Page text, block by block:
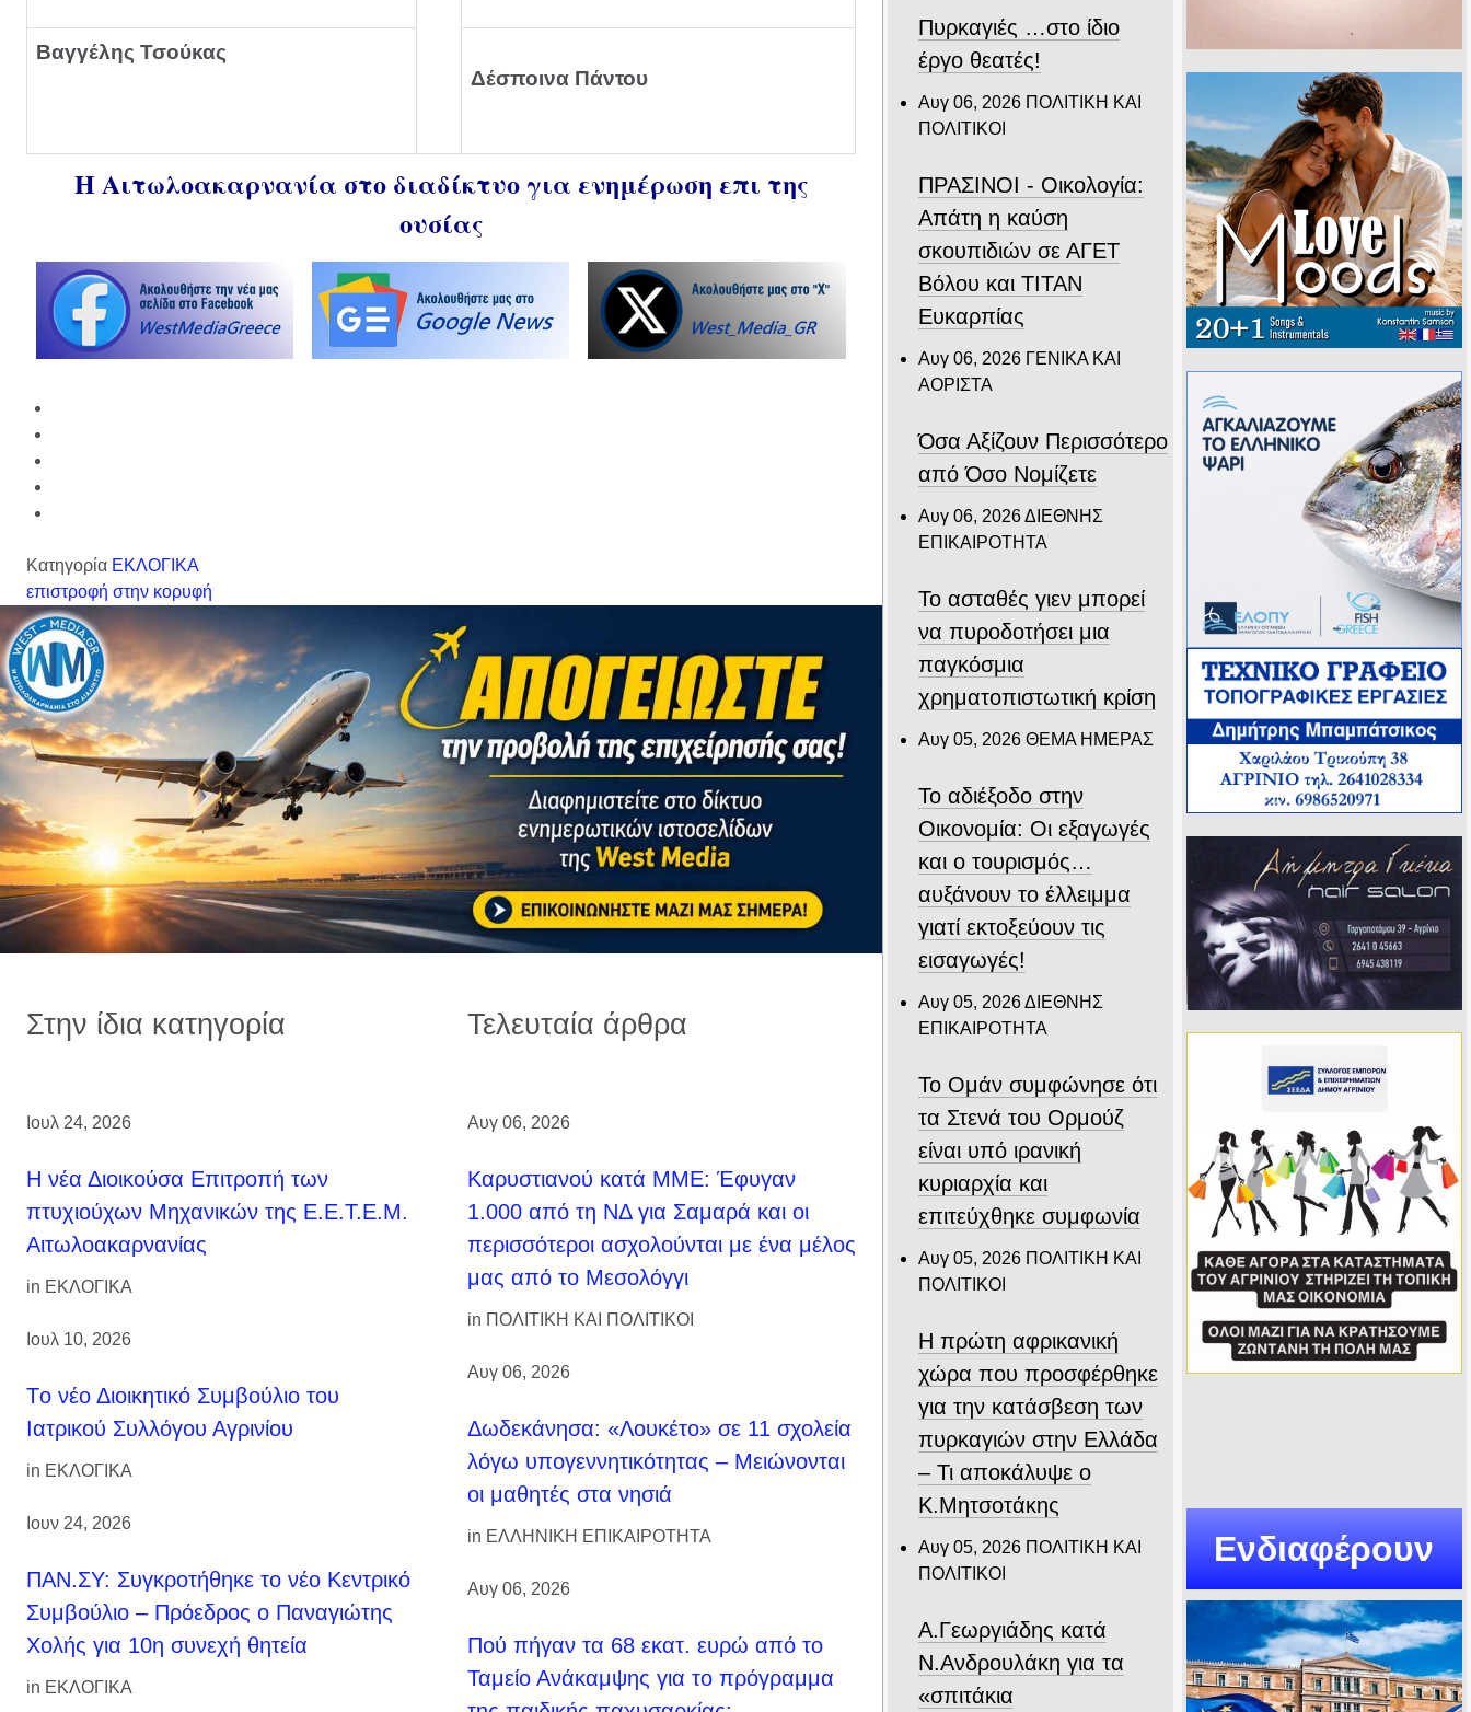
Βαγγέλης Τσούκας
Δέσποινα Πάντου
Η Αιτωλοακαρνανία στο διαδίκτυο για ενημέρωση επι της
ουσίας
Κατηγορία ΕΚΛΟΓΙΚΑ
επιστροφή στην κορυφή
Στην ίδια κατηγορία
Ιουλ 24, 2026
H νέα Διοικούσα Επιτροπή των
πτυχιούχων Μηχανικών της Ε.Ε.Τ.Ε.Μ.
Αιτωλοακαρνανίας
in ΕΚΛΟΓΙΚΑ
Ιουλ 10, 2026
Tο νέο Διοικητικό Συμβούλιο του
Ιατρικού Συλλόγου Αγρινίου
in ΕΚΛΟΓΙΚΑ
Ιουν 24, 2026
ΠΑΝ.ΣΥ: Συγκροτήθηκε το νέο Κεντρικό
Συμβούλιο – Πρόεδρος ο Παναγιώτης
Χολής για 10η συνεχή θητεία
in ΕΚΛΟΓΙΚΑ
Τελευταία άρθρα
Αυγ 06, 2026
Καρυστιανού κατά ΜΜΕ: Έφυγαν
1.000 από τη ΝΔ για Σαμαρά και οι
περισσότεροι ασχολούνται με ένα μέλος
μας από το Μεσολόγγι
in ΠΟΛΙΤΙΚΗ ΚΑΙ ΠΟΛΙΤΙΚΟΙ
Αυγ 06, 2026
Δωδεκάνησα: «Λουκέτο» σε 11 σχολεία
λόγω υπογεννητικότητας – Μειώνονται
οι μαθητές στα νησιά
in ΕΛΛΗΝΙΚΗ ΕΠΙΚΑΙΡΟΤΗΤΑ
Αυγ 06, 2026
Πού πήγαν τα 68 εκατ. ευρώ από το
Ταμείο Ανάκαμψης για το πρόγραμμα
Πυρκαγιές …στο ίδιο
έργο θεατές!
Αυγ 06, 2026 ΠΟΛΙΤΙΚΗ ΚΑΙ
ΠΟΛΙΤΙΚΟΙ
ΠΡΑΣΙΝΟΙ - Οικολογία:
Απάτη η καύση
σκουπιδιών σε ΑΓΕΤ
Βόλου και ΤΙΤΑΝ
Ευκαρπίας
Αυγ 06, 2026 ΓΕΝΙΚΑ ΚΑΙ
ΑΟΡΙΣΤΑ
Όσα Αξίζουν Περισσότερο
από Όσο Νομίζετε
Αυγ 06, 2026ΔΙΕΘΝΗΣ
ΕΠΙΚΑΙΡΟΤΗΤΑ
Το ασταθές γιεν μπορεί
να πυροδοτήσει μια
παγκόσμια
χρηματοπιστωτική κρίση
Αυγ 05, 2026 ΘΕΜΑ ΗΜΕΡΑΣ
Το αδιέξοδο στην
Οικονομία: Οι εξαγωγές
και ο τουρισμός…
αυξάνουν το έλλειμμα
γιατί εκτοξεύουν τις
εισαγωγές!
Αυγ 05, 2026ΔΙΕΘΝΗΣ
ΕΠΙΚΑΙΡΟΤΗΤΑ
Το Ομάν συμφώνησε ότι
τα Στενά του Ορμούζ
είναι υπό ιρανική
κυριαρχία και
επιτεύχθηκε συμφωνία
Αυγ 05, 2026 ΠΟΛΙΤΙΚΗ ΚΑΙ
ΠΟΛΙΤΙΚΟΙ
Η πρώτη αφρικανική
χώρα που προσφέρθηκε
για την κατάσβεση των
πυρκαγιών στην Ελλάδα
– Τι αποκάλυψε ο
Κ.Μητσοτάκης
Αυγ 05, 2026 ΠΟΛΙΤΙΚΗ ΚΑΙ
ΠΟΛΙΤΙΚΟΙ
Α.Γεωργιάδης κατά
Ν.Ανδρουλάκη για τα
«σπιτάκια
Ενδιαφέρουν